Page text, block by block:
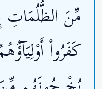
مِّنَ الظُّلُمَاتِ
كَفَرُواْ